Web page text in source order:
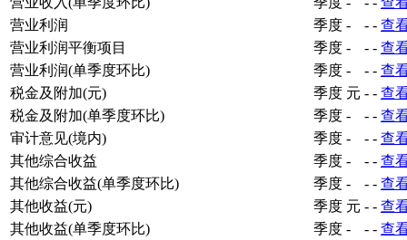
营业利润
季度 - - - 查
营业利润平衡项目
季度 - - - 查
营业利润(单季度环比)
季度 - - - 查
税金及附加(元)
季度 元 - - 查
税金及附加(单季度环比)
季度 - - - 查
审计意见(境内)
季度 - - - 查
其他综合收益
季度 - - - 查
其他综合收益(单季度环比)
季度 - - - 查
其他收益(元)
季度 元 - - 查
其他收益(单季度环比)
季度 - - - 查